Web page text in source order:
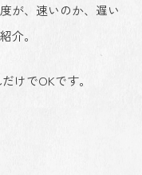
が、速いのか、遅い
介。
けでOKです。